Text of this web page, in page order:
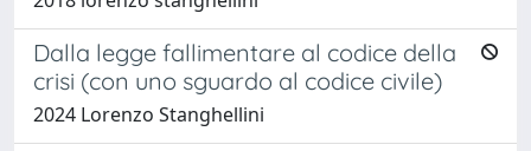
Dalla legge fallimentare al codice della
crisi (con uno sguardo al codice civile)
2024 Lorenzo Stanghellini